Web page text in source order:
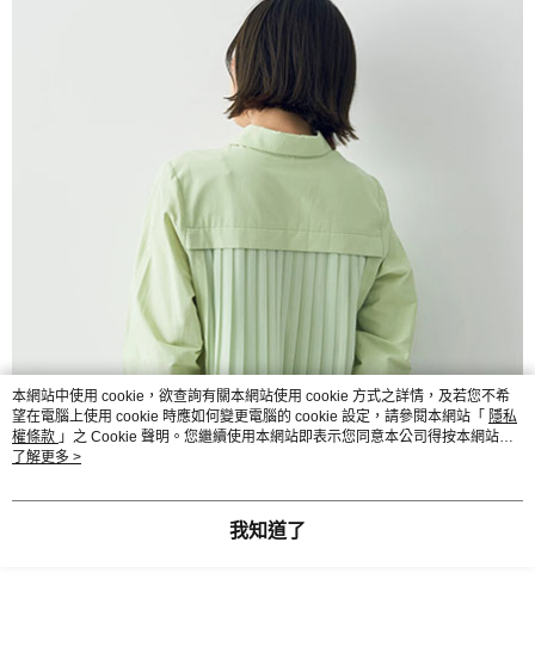
本網站中使用 cookie，欲查詢有關本網站使用 cookie 方式之詳情，及若您不希
望在電腦上使用 cookie 時應如何變更電腦的 cookie 設定，請參閱本網站「 隱私
權條款 」之 Cookie 聲明。您繼續使用本網站即表示您同意本公司得按本網站使
用條款之 Cookie 聲明使用 cookie。
了解更多 >
我知道了